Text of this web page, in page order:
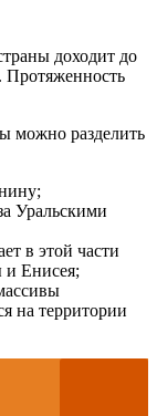
доходит до
Протяженность
можно разделить
Уральскими
в этой части
и Енисея;
на территории